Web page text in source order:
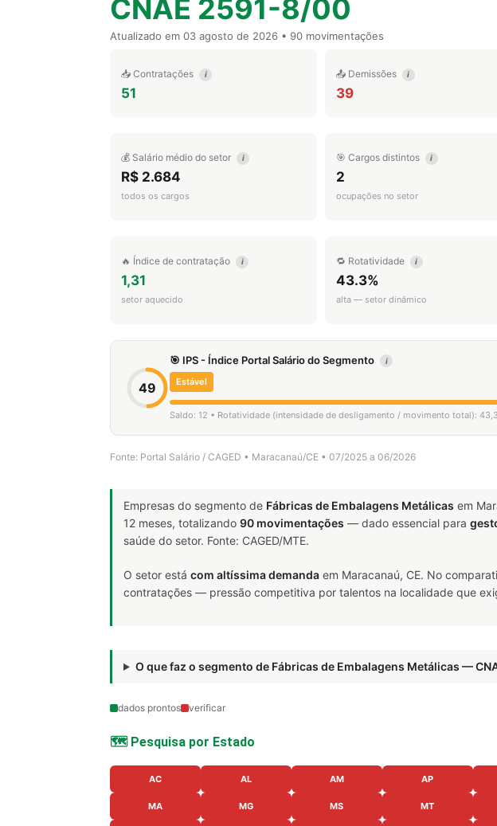
CNAE 2591-8/00
Atualizado em 03 agosto de 2026 • 90 movimentações
📥 Contratações i
51
📤 Demissões i
39
💰 Salário médio do setor i
R$ 2.684
todos os cargos
🎯 Cargos distintos i
2
ocupações no setor
🔥 Índice de contratação i
1,31
setor aquecido
🔁 Rotatividade i
43.3%
alta — setor dinâmico
49
🎯 IPS - Índice Portal Salário do Segmento i
Estável
Saldo: 12 • Rotatividade (intensidade de desligamento / movimento total):
Fonte: Portal Salário / CAGED • Maracanaú/CE • 07/2025 a 06/2026
Empresas do segmento de Fábricas de Embalagens Metálicas em
12 meses, totalizando 90 movimentações — dado essencial para
saúde do setor. Fonte: CAGED/MTE.
O setor está com altíssima demanda em Maracanaú, CE. No
contratações — pressão competitiva por talentos na localidade que
O que faz o segmento de Fábricas de Embalagens Metálicas —
dados prontos verificar
🗺️ Pesquisa por Estado
AC AL AM AP
MA MG MS MT